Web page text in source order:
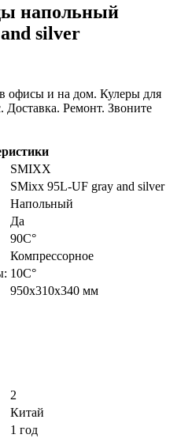
напольный
silver
и на дом. Кулеры для
Доставка. Ремонт. Звоните
SMIXX
SMixx 95L-UF gray and silver
Напольный
Да
90C°
Компрессорное
10C°
950х310х340 мм
2
Китай
1 год